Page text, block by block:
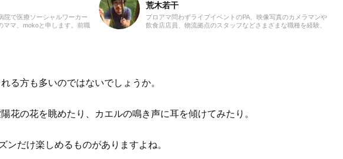
院で医療ソーシャルワーカー
ママ、mokoと申します。前職
荒木若干
プロアマ問わずライブイベントのPA、映像写真のカメラマンや
飲食店店員、物流拠点のスタッフなどさまざまな職種を経験、
ます。邦楽ロック、ボカロ、漫画が得意ジャンルです。
る方も多いのではないでしょうか。
花の花を眺めたり、カエルの鳴き声に耳を傾けてみたり。
ンだけ楽しめるものがありますよね。